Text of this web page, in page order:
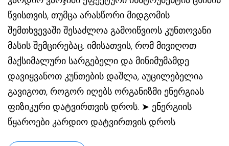
წვისთვის, თუმცა არასწორი მიდგომის
შემთხვევაში შესაძლოა გამოიწვიოს კუნთოვანი
მასის შემცირებაც. იმისათვის, რომ მივიღოთ
მაქსიმალური სარგებელი და მინიმუმამდე
დავიყვანოთ კუნთების დაშლა, აუცილებელია
გავიგოთ, როგორ იღებს ორგანიზმი ენერგიას
ფიზიკური დატვირთვის დროს. ➤ ენერგიის
წყაროები კარდიო დატვირთვის დროს